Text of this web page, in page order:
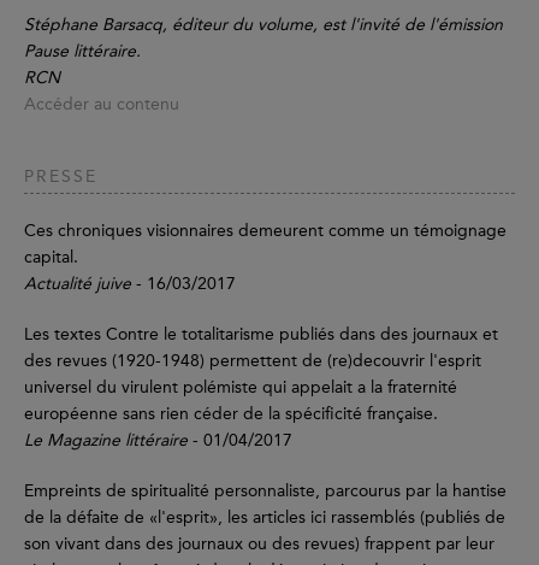
Stéphane Barsacq, éditeur du volume, est l'invité de l'émission
Pause littéraire.
RCN
Accéder au contenu
PRESSE
Ces chroniques visionnaires demeurent comme un témoignage
capital.
Actualité juive - 16/03/2017
Les textes Contre le totalitarisme publiés dans des journaux et
des revues (1920-1948) permettent de (re)decouvrir l'esprit
universel du virulent polémiste qui appelait a la fraternité
européenne sans rien céder de la spécificité française.
Le Magazine littéraire - 01/04/2017
Empreints de spiritualité personnaliste, parcourus par la hantise
de la défaite de «l'esprit», les articles ici rassemblés (publiés de
son vivant dans des journaux ou des revues) frappent par leur